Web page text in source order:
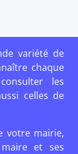
variété de
chaque
les
celles de
votre mairie,
et ses